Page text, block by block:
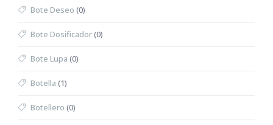
Bote Deseo (0)
Bote Dosificador(0)
Bote Lupa (0)
Botella (1)
Botellero (0)